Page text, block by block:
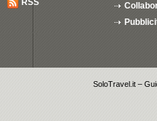
RSS
SoloTravel.it –